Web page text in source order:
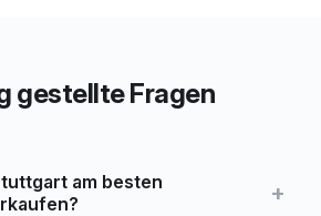
gestellte Fragen
am besten
+